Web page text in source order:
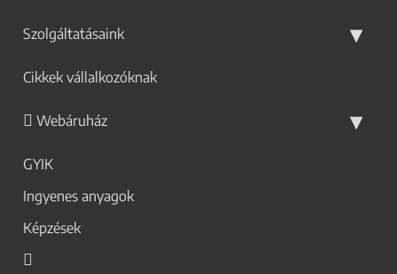
Szolgáltatásaink
Cikkek vállalkozóknak
Webáruház
GYIK
Ingyenes anyagok
Képzések